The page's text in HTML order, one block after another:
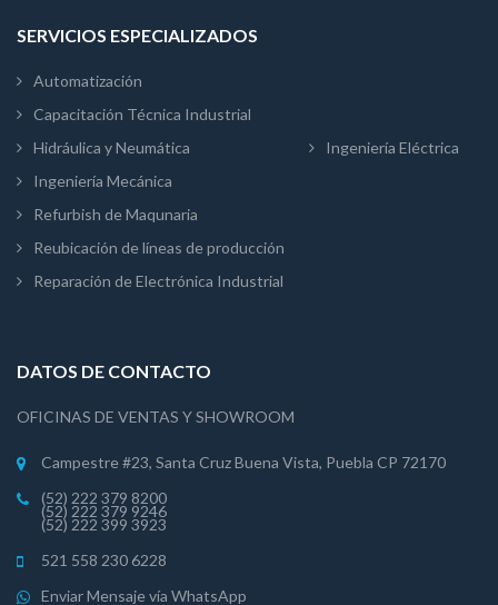
SERVICIOS ESPECIALIZADOS
Automatización
Capacitación Técnica Industrial
Hidráulica y Neumática
Ingeniería Eléctrica
Ingeniería Mecánica
Refurbish de Maqunaria
Reubicación de líneas de producción
Reparación de Electrónica Industrial
DATOS DE CONTACTO
OFICINAS DE VENTAS Y SHOWROOM
Campestre #23, Santa Cruz Buena Vista, Puebla CP 72170
(52) 222 379 8200
(52) 222 379 9246
(52) 222 399 3923
521 558 230 6228
Enviar Mensaje vía WhatsApp